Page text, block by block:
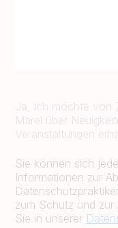
Ja, ich möchte
Marel über
Veranstaltungen
Sie können sich
Informationen zur
zum Schutz und
Sie in unserer